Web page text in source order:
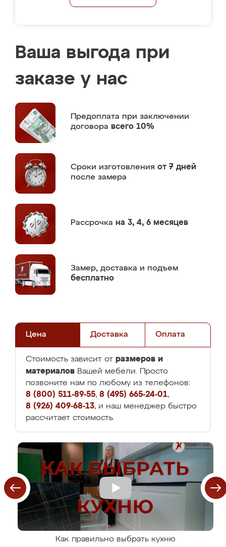
Ваша выгода при
заказе у нас
Предоплата при заключении
договора всего 10%
Сроки изготовления от 7 дней
после замера
Рассрочка на 3, 4, 6 месяцев
Замер, доставка и подъем
бесплатно
Цена Доставка Оплата
Стоимость зависит от размеров и
материалов Вашей мебели. Просто
позвоните нам по любому из телефонов:
8 (800) 511-89-55, 8 (495) 665-24-01,
8 (926) 409-68-13, и наш менеджер быстро
рассчитает стоимость.
Как правильно выбрать кухню